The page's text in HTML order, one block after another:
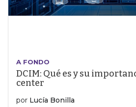
A FONDO
DCIM: Qué es y su
center
por Lucía Bonilla